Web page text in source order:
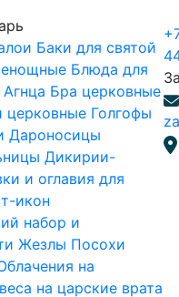
Баки для святой
Блюда для
Бра церковные
церковные Голгофы
Дароносицы
Дикирии-
и оглавия для
икон
набор и
Жезлы Посохи
на
на царские врата